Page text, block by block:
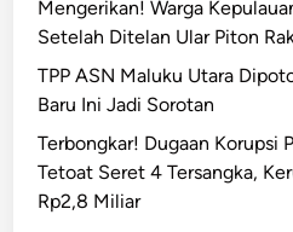
u
h
k
e
L
a
u
Mengerikan! Warga
Setelah Ditelan Ular Piton
TPP ASN Maluku Utara
Baru Ini Jadi Sorotan
Terbongkar! Dugaan Korupsi
Tetoat Seret 4 Tersangka,
Rp2,8 Miliar